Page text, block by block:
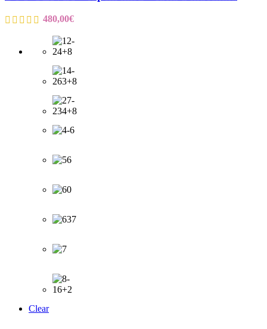
480,00€
Clear